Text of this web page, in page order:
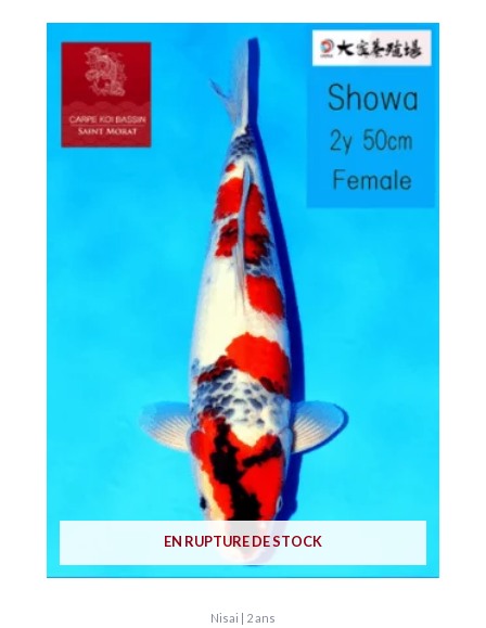
EN RUPTURE DE STOCK
Nisai | 2 ans